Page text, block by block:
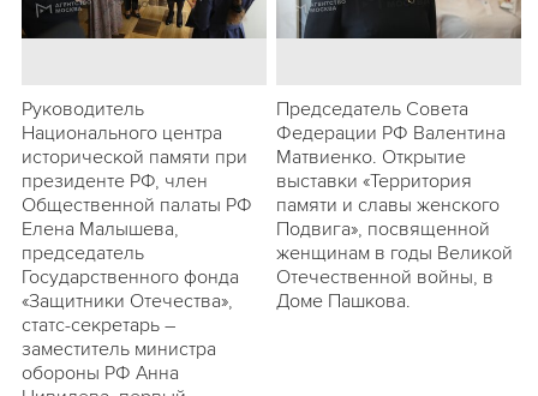
Руководитель
Национального центра
исторической памяти при
президенте РФ, член
Общественной палаты РФ
Елена Малышева,
председатель
Государственного фонда
«Защитники Отечества»,
статс-секретарь –
заместитель министра
обороны РФ Анна
Председатель Совета
Федерации РФ Валентина
Матвиенко. Открытие
выставки «Территория
памяти и славы женского
Подвига», посвященной
женщинам в годы Великой
Отечественной войны, в
Доме Пашкова.